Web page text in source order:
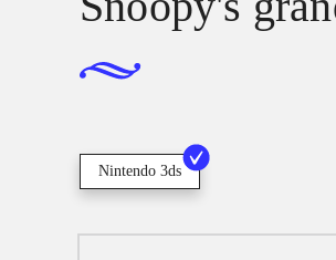
Nintendo 3ds